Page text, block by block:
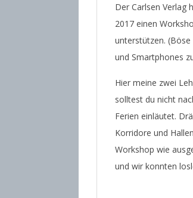
01
Der Carlsen Verlag
2017 einen
unterstützen.
und Smartphones
Hier meine zwei
solltest du nicht
Ferien einläutet.
Korridore und
Workshop wie
und wir konnten